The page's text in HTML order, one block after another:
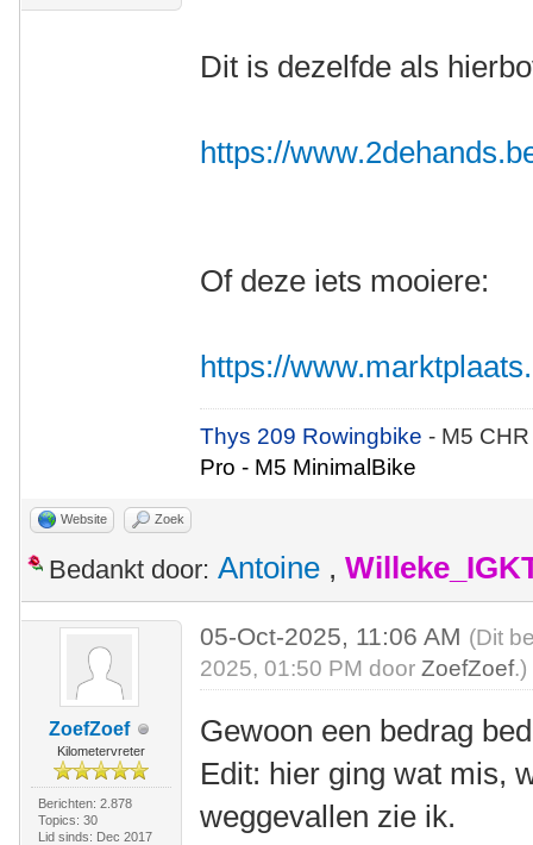
Dit is dezelfde als
https://
Of deze iets mooiere:
https://
Thys 209 Rowingbike- M5
Pro - M5 MinimalBike
Website Zoek
Bedankt door: Antoine ,
ZoefZoef
Kilometervreter
Berichten: 2.878
Topics: 30
Lid sinds: Dec 2017
05-Oct-2025, 11:06 AM (Dit
2025, 01:50 PM doorZoefZoef.)
Gewoon een bedrag
Edit: hier ging wat mis,
weggevallen zie ik.